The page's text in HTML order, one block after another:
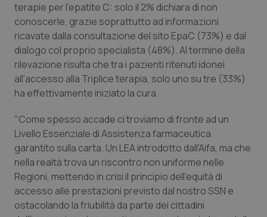
Liguria
Lombardia
Marche
Molise
Piemonte
Provincia Autonoma di Bolzano
Provincia Autonoma di Trento
Disturbi dell’umore
Dolore
Donna & Salute
Epatiti
HIV
Infezioni & Febbre
Ipertensione & Scompenso
terapie per l'epatite C: solo il 2% dichiara di non
conoscerle, grazie soprattutto ad informazioni
ricavate dalla consultazione del sito EpaC (73%) e dal
dialogo col proprio specialista (48%). Al termine della
rilevazione risulta che tra i pazienti ritenuti idonei
all'accesso alla Triplice terapia, solo uno su tre (33%)
ha effettivamente iniziato la cura.
"Come spesso accade ci troviamo di fronte ad un
Livello Essenziale di Assistenza farmaceutica
garantito sulla carta. Un LEA introdotto dall'Aifa, ma che
nella realtà trova un riscontro non uniforme nelle
Regioni, mettendo in crisi il principio dell'equità di
accesso alle prestazioni previsto dal nostro SSN e
ostacolando la friubilità da parte dei cittadini